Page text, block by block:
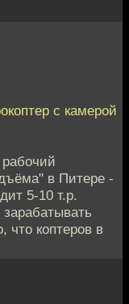
с камерой
рабочий
в Питере -
5-10 т.р.
что коптеров в